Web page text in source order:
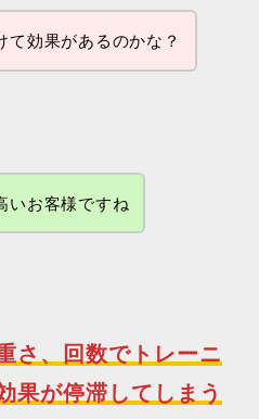
て効果があるのかな？
いお客様ですね
さ 、
回数でトレーニ
果が停滞してしまう